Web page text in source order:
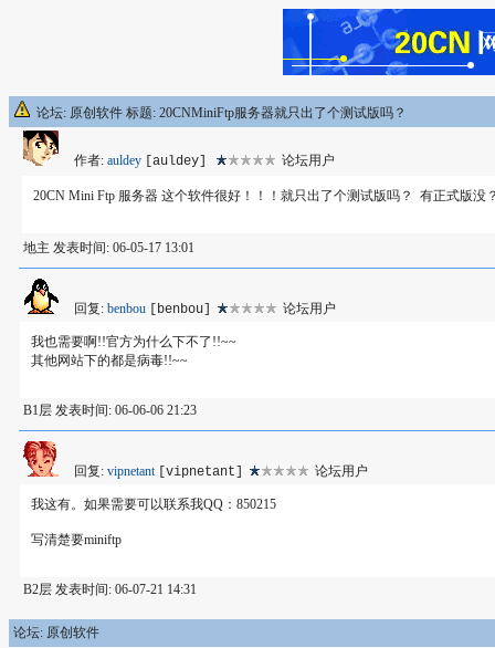
论坛: 原创软件 标题: 20CNMiniFtp服务器就只出了个测试版吗？
作者: auldey [auldey] 论坛用户
20CN Mini Ftp 服务器 这个软件很好！！！就只出了个测试版吗？ 有正式版没
地主 发表时间: 06-05-17 13:01
回复: benbou [benbou] 论坛用户
我也需要啊!!官方为什么下不了!!~~
其他网站下的都是病毒!!~~
B1层 发表时间: 06-06-06 21:23
回复: vipnetant [vipnetant] 论坛用户
我这有。如果需要可以联系我QQ：850215
写清楚要miniftp
B2层 发表时间: 06-07-21 14:31
论坛: 原创软件